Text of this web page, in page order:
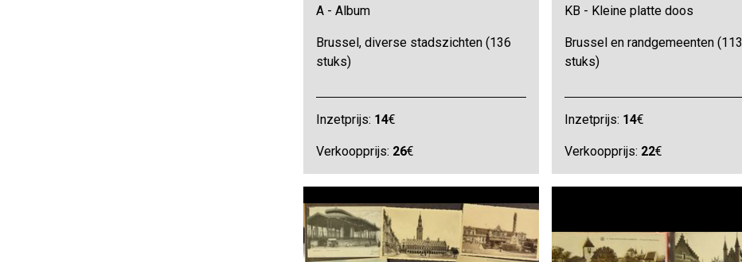
A - Album
Brussel, diverse stadszichten (136
stuks)
Inzetprijs: 14€
Verkoopprijs: 26€
KB - Kleine platte doos
Brussel en randgemeenten (113
stuks)
Inzetprijs: 14€
Verkoopprijs: 22€